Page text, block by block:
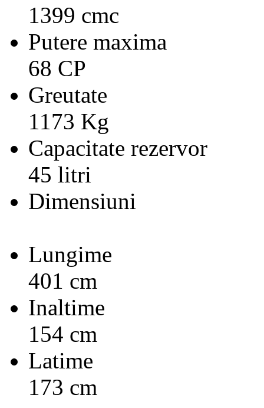
1399 cmc
Putere maxima
68 CP
Greutate
1173 Kg
Capacitate rezervor
45 litri
Dimensiuni
Lungime
401 cm
Inaltime
154 cm
Latime
173 cm